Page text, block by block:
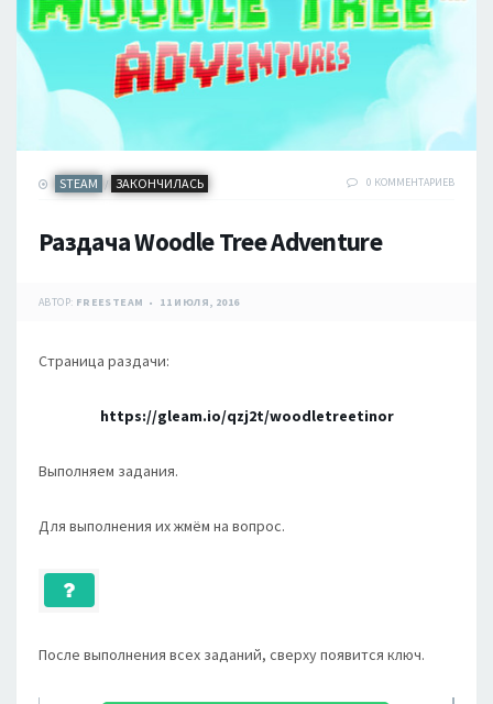
STEAM / ЗАКОНЧИЛАСЬ 0 КОММЕНТАРИЕВ
Раздача Woodle Tree Adventure
АВТОР: FREESTEAM 11 ИЮЛЯ, 2016
Страница раздачи:
https://gleam.io/qzj2t/woodletreetinor
Выполняем задания.
Для выполнения их жмём на вопрос.
После выполнения всех заданий, сверху появится ключ.